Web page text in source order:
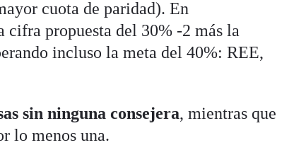
cuota de paridad). En
cifra propuesta del 30% -2 más la
incluso la meta del 40%: REE,
sin ninguna consejera, mientras que
lo menos una.